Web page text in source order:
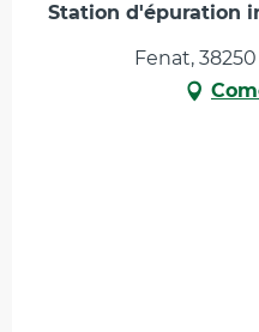
Station d'épuration
Fenat,